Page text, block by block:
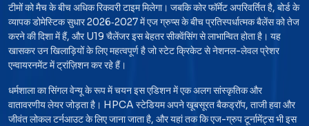
टीमों को मैच के बीच अधिक रिकवरी टाइम मिलेगा। जबकि कोर फॉर्मेट अपरिवर्तित है, बोर्ड के
व्यापक डोमेस्टिक सुधार 2026‑2027 में एज ग्रुप्स के बीच प्रतिस्पर्धात्मक बैलेंस को तेज
करने की दिशा में हैं, और U19 चैलेंजर इस बेहतर सीक्वेंसिंग से लाभान्वित होता है। यह
खासकर उन खिलाड़ियों के लिए महत्वपूर्ण है जो स्टेट क्रिकेट से नेशनल-लेवल प्रेशर
एन्वायरनमेंट में ट्रांज़िशन कर रहे हैं।
धर्मशाला का सिंगल वेन्यू के रूप में चयन इस एडिशन में एक अलग सांस्कृतिक और
वातावरणीय लेयर जोड़ता है। HPCA स्टेडियम अपने खूबसूरत बैकड्रॉप, ताजी हवा और
जीवंत लोकल टर्नआउट के लिए जाना जाता है, और यहां तक कि एज-ग्रुप टूर्नामेंट्स भी इस